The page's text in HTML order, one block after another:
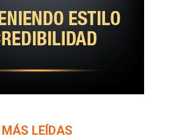
MÁS LEÍDAS